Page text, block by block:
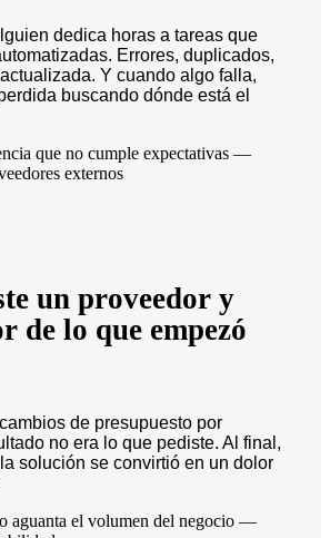
dedica horas a tareas que
Errores, duplicados,
Y cuando algo falla,
buscando dónde está el
un proveedor y
de lo que empezó
de presupuesto por
no era lo que pediste. Al final,
solución se convirtió en un dolor